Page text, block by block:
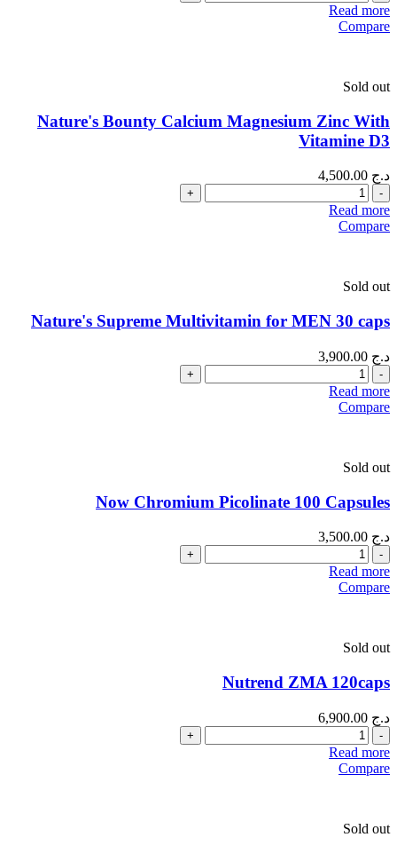
Read more
Compare
Sold out
Nature's Bounty Calcium Magnesium Zinc With
Vitamine D3
د.ج
Quantity
Read more
Compare
Sold out
Nature's Supreme Multivitamin for MEN 30 caps
د.ج
Quantity
Read more
Compare
Sold out
Now Chromium Picolinate 100 Capsules
د.ج
Quantity
Read more
Compare
Sold out
Nutrend ZMA 120caps
د.ج
Quantity
Read more
Compare
Sold out